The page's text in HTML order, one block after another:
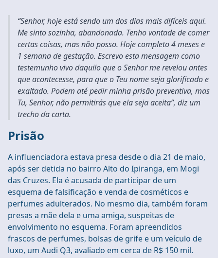
“Senhor, hoje está sendo um dos dias mais difíceis aqui.
Me sinto sozinha, abandonada. Tenho vontade de comer
certas coisas, mas não posso. Hoje completo 4 meses e
1 semana de gestação. Escrevo esta mensagem como
testemunho vivo daquilo que o Senhor me revelou antes
que acontecesse, para que o Teu nome seja glorificado e
exaltado. Podem até pedir minha prisão preventiva, mas
Tu, Senhor, não permitirás que ela seja aceita”, diz um
trecho da carta.
Prisão
A influenciadora estava presa desde o dia 21 de maio,
após ser detida no bairro Alto do Ipiranga, em Mogi
das Cruzes. Ela é acusada de participar de um
esquema de falsificação e venda de cosméticos e
perfumes adulterados. No mesmo dia, também foram
presas a mãe dela e uma amiga, suspeitas de
envolvimento no esquema. Foram apreendidos
frascos de perfumes, bolsas de grife e um veículo de
luxo, um Audi Q3, avaliado em cerca de R$ 150 mil.